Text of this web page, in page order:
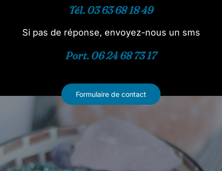
Tél. 03 63 68 18 49
Si pas de réponse, envoyez-nous un sms
Port. 06 24 68 73 17
Formulaire de contact